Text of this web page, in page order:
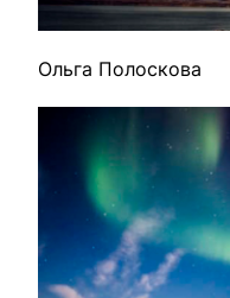
Ольга Полоскова